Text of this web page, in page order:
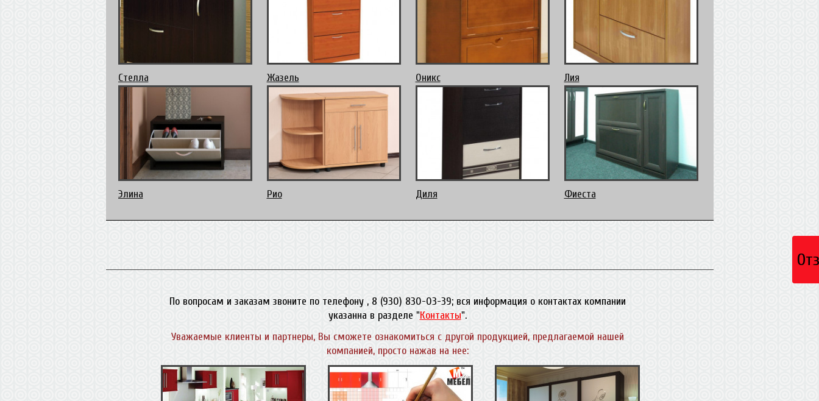
Стелла Жазель Оникс Лия
Элина Рио Диля Фиеста
По вопросам и заказам звоните по телефону , 8 (930) 830-03-39; вся информация о контактах компании
указанна в разделе "Контакты".
Уважаемые клиенты и партнеры, Вы сможете ознакомиться с другой продукцией, предлагаемой нашей
компанией, просто нажав на нее: